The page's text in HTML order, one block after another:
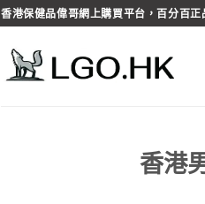
香港保健品偉哥網上購買平台，百分百
香港